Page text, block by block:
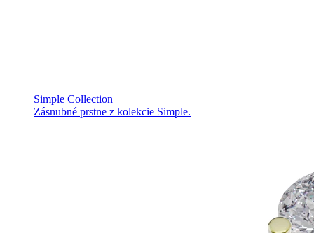
Simple Collection
Zásnubné prstne z kolekcie Simple.